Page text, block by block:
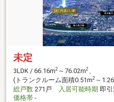
未定
3LDK / 66.16m2 ～76.02m2、
(トランクルーム面積0.51m2 ～
総戸数 271戸 入居可能時期 即
価格帯 -